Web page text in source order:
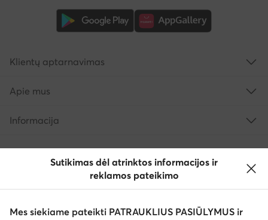
Klientų aptarnavimas
Apie mus
Informacija
Sutikimas dėl atrinktos informacijos ir
reklamos pateikimo
Mes siekiame pateikti PATRAUKLIUS PASIŪLYMUS ir